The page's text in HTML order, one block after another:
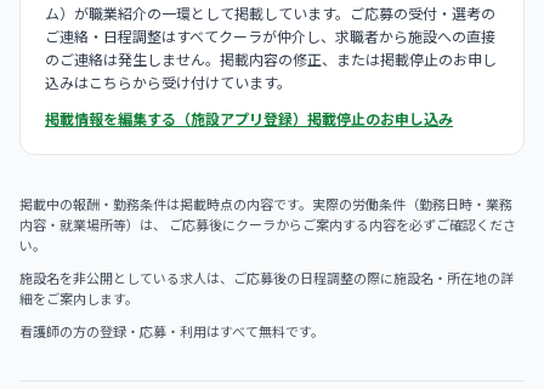
ム）が職業紹介の一環として掲載しています。ご応募の受付・選考の
ご連絡・日程調整はすべてクーラが仲介し、求職者から施設への直接
のご連絡は発生しません。掲載内容の修正、または掲載停止のお申し
込みはこちらから受け付けています。
掲載情報を編集する（施設アプリ登録） 掲載停止のお申し込み
掲載中の報酬・勤務条件は掲載時点の内容です。実際の労働条件（勤務日時・業務
内容・就業場所等）は、 ご応募後にクーラからご案内する内容を必ずご確認くださ
い。
施設名を非公開としている求人は、ご応募後の日程調整の際に施設名・所在地の詳
細をご案内します。
看護師の方の登録・応募・利用はすべて無料です。